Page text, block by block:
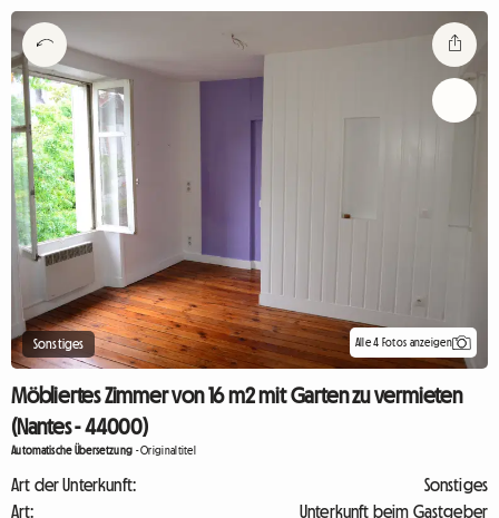
Sonstiges Alle 4 Fotos anzeigen
Möbliertes Zimmer von 16 m2 mit Garten zu vermieten
(Nantes - 44000)
Automatische Übersetzung -Originaltitel
Art der Unterkunft:
Sonstiges
Art:
Unterkunft beim Gastgeber